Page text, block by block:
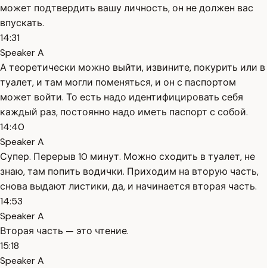
может подтвердить вашу личность, он не должен вас
впускать.
14:31
Speaker A
А теоретически можно выйти, извините, покурить или в
туалет, и там могли поменяться, и он с паспортом
может войти. То есть надо идентифицировать себя
каждый раз, постоянно надо иметь паспорт с собой.
14:40
Speaker A
Супер. Перерыв 10 минут. Можно сходить в туалет, не
знаю, там попить водички. Приходим на вторую часть,
снова выдают листики, да, и начинается вторая часть.
14:53
Speaker A
Вторая часть — это чтение.
15:18
Speaker A